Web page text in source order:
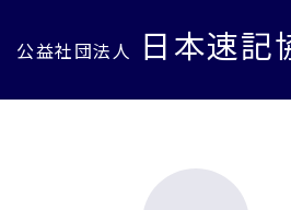
公益社団法人 日本速記